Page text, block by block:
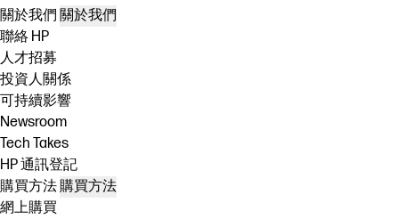
關於我們 關於我們
聯絡 HP
人才招募
投資人關係
可持續影響
Newsroom
Tech Takes
HP 通訊登記
購買方法購買方法
網上購買